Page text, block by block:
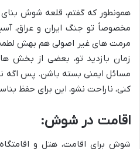
همونطور که گفتم، قلعه شوش
مخصوصاً تو جنگ ایران و عراق،
مرمت های غیر اصولی هم بهش
زمان بازدید تو، بعضی از بخش
مسائل ایمنی بسته باشن. پس اگه
کنی، ناراحت نشو، این برای حفظ
اقامت در شوش:
شوش برای اقامت، هتل و